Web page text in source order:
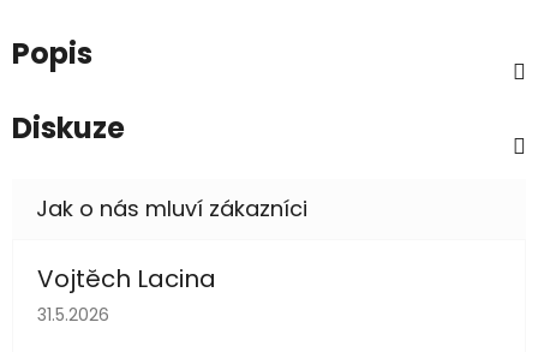
Popis
Diskuze
Vojtěch Lacina
Hodnocení obchodu je 5 z 5 hvězdiček.
31.5.2026